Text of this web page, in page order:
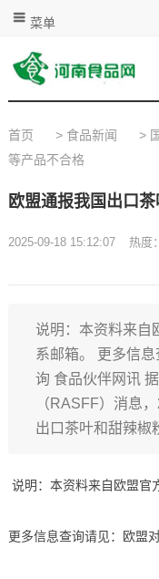
菜单
首页 > 食品新闻 >
等产品不合格
欧盟通报我国出口
2025-09-18 15:12:07 热度：
说明：本资料来自
系邮箱。 更多信
询 食品伙伴网讯
（RASFF）消息
出口茶叶和甜辣椒
说明：本资料来自欧盟官
更多信息查询请见：欧盟